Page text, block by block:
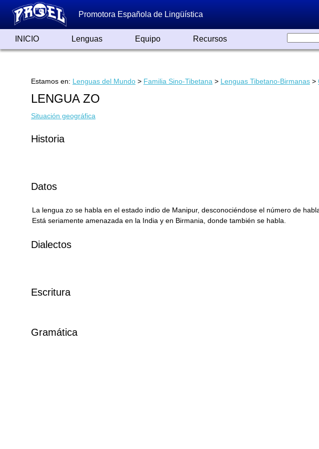
Promotora Española de Lingüística
INICIO Lenguas Equipo Recursos
Estamos en: Lenguas del Mundo > Familia Sino-Tibetana > Lenguas Tibetano-Birmanas >
LENGUA ZO
Situación geográfica
Historia
Datos
La lengua zo se habla en el estado indio de Manipur, desconociéndose el número de
Está seriamente amenazada en la India y en Birmania, donde también se habla.
Dialectos
Escritura
Gramática